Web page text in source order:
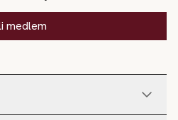
medlem